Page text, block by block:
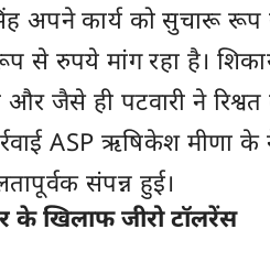
अपने कार्य को सुचारू रूप
से रुपये मांग रहा है।
और जैसे ही पटवारी ने
ASP ऋषिकेश मीणा
संपन्न हुई।
के खिलाफ जीरो टॉलरेंस